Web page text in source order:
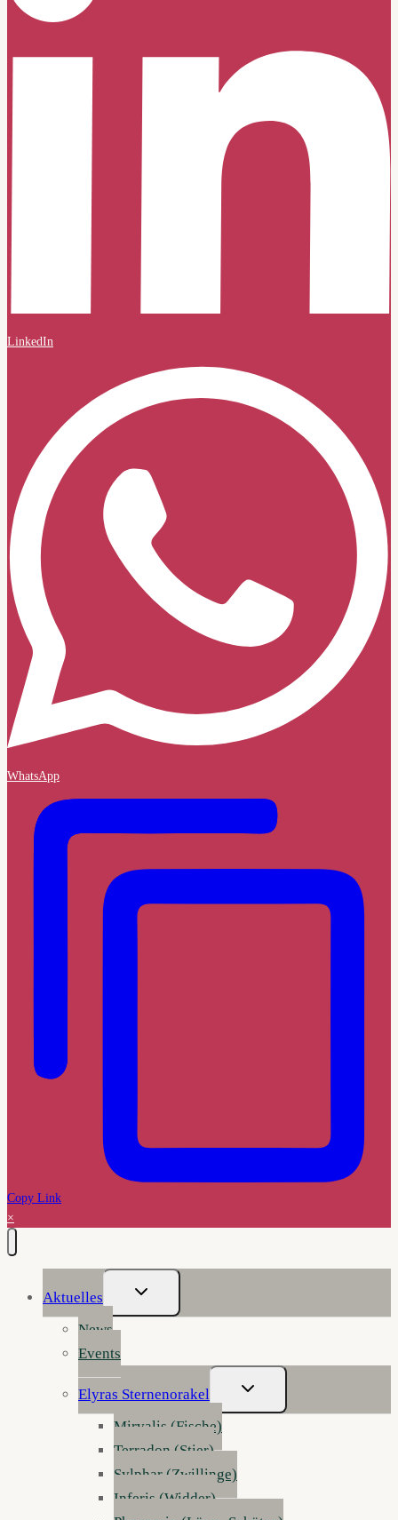
LinkedIn
WhatsApp
Copy Link
×
Aktuelles
Untermenü
Umschalten
News
Events
Elyras Sternenorakel
Untermenü
Umschalten
Mirvalis (Fische)
Terradon (Stier)
Sylphar (Zwillinge)
Inferis (Widder)